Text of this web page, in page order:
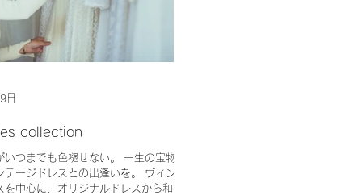
collection
いつまでも色褪せない。 一生の宝物
テージドレスとの出逢いを。 ヴィン
を中心に、オリジナルドレスから和装
日